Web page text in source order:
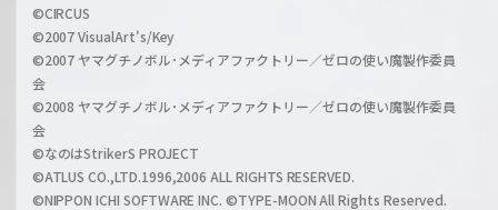
a
r
z
i
l
h
a
©CIRCUS
©2007 VisualArt's/Key
©2007 ヤマグチノボル･メディアファクトリー／ゼロの使い魔製作委員
会
©2008 ヤマグチノボル･メディアファクトリー／ゼロの使い魔製作委員
会
©なのはStrikerS PROJECT
©ATLUS CO.,LTD.1996,2006 ALL RIGHTS RESERVED.
©NIPPON ICHI SOFTWARE INC. ©TYPE-MOON All Rights Reserved.